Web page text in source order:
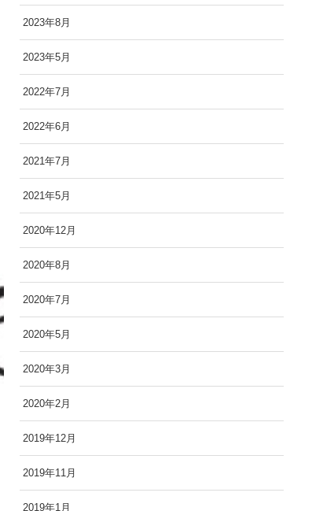
2023年8月
2023年5月
2022年7月
2022年6月
2021年7月
2021年5月
2020年12月
2020年8月
2020年7月
2020年5月
2020年3月
2020年2月
2019年12月
2019年11月
2019年1月